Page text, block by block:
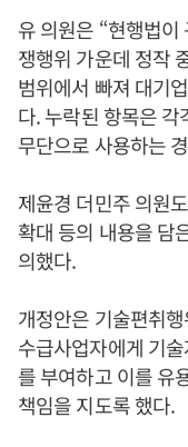
유 의원은 “현행법
쟁행위 가운데 정작
범위에서 빠져 대기
다. 누락된 항목은 각
무단으로 사용하는
제윤경 더민주 의원
확대 등의 내용을 담
의했다.
개정안은 기술편취
수급사업자에게 기
를 부여하고 이를 유
책임을 지도록 했다.